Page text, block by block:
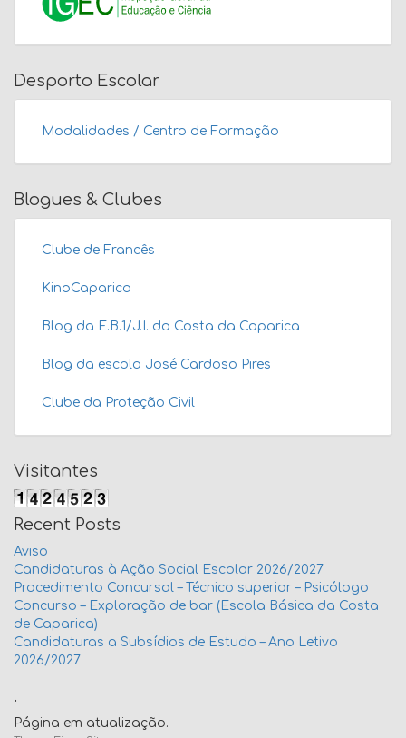
Desporto Escolar
Modalidades / Centro de Formação
Blogues & Clubes
Clube de Francês
KinoCaparica
Blog da E.B.1/J.I. da Costa da Caparica
Blog da escola José Cardoso Pires
Clube da Proteção Civil
Visitantes
Recent Posts
Aviso
Candidaturas à Ação Social Escolar 2026/2027
Procedimento Concursal – Técnico superior – Psicólogo
Concurso – Exploração de bar (Escola Básica da Costa
de Caparica)
Candidaturas a Subsídios de Estudo – Ano Letivo
2026/2027
.
Página em atualização.